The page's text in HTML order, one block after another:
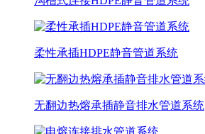
柔性承插HDPE静音管道系统
无翻边热熔承插静音排水管道系统